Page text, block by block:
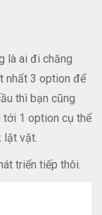
là ai đi chăng
nhất 3 option để
thì bạn cũng
tới 1 option cụ thể
lặt vặt.
triển tiếp thôi.